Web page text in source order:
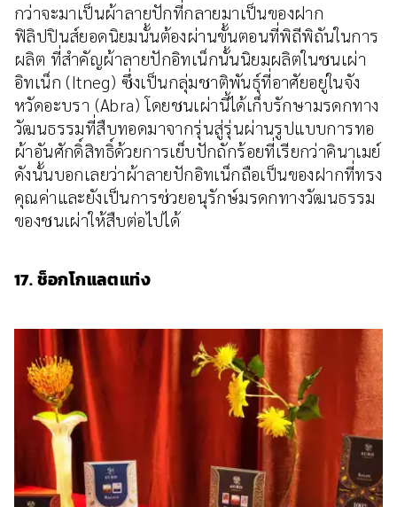
กว่าจะมาเป็นผ้าลายปักที่กลายมาเป็นของฝาก
ฟิลิปปินส์ยอดนิยมนั้นต้องผ่านขั้นตอนที่พิถีพิถันในการ
ผลิต ที่สำคัญผ้าลายปักอิทเน็กนั้นนิยมผลิตในชนเผ่า
อิทเน็ก (Itneg) ซึ่งเป็นกลุ่มชาติพันธุ์ที่อาศัยอยู่ในจัง
หวัดอะบรา (Abra) โดยชนเผ่านี้ได้เก็บรักษามรดกทาง
วัฒนธรรมที่สืบทอดมาจากรุ่นสู่รุ่นผ่านรูปแบบการทอ
ผ้าอันศักดิ์สิทธิ์ด้วยการเย็บปักถักร้อยที่เรียกว่าคินาเมย์
ดังนั้นบอกเลยว่าผ้าลายปักอิทเน็กถือเป็นของฝากที่ทรง
คุณค่าและยังเป็นการช่วยอนุรักษ์มรดกทางวัฒนธรรม
ของชนเผ่าให้สืบต่อไปได้
17. ช็อกโกแลตแท่ง